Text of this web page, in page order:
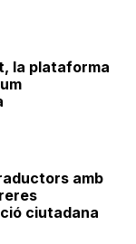
la plataforma
amb
ciutadana